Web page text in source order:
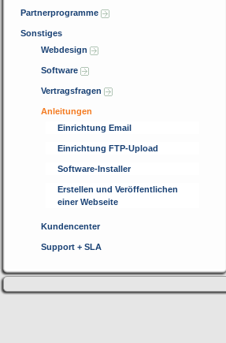
Partnerprogramme
Sonstiges
Webdesign
Software
Vertragsfragen
Anleitungen
Einrichtung Email
Einrichtung FTP-Upload
Software-Installer
Erstellen und Veröffentlichen
einer Webseite
Kundencenter
Support + SLA